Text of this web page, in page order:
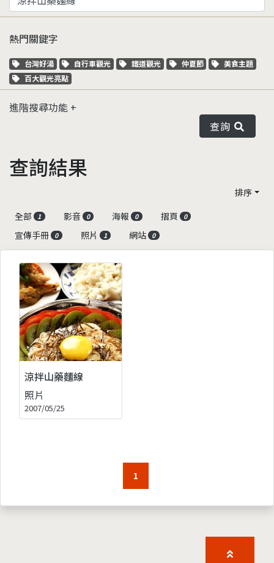
熱門關鍵字
關鍵字標籤
台灣好湯 關鍵字標籤
自行車觀光 關鍵字標籤
鐵道觀光 關鍵字標籤
仲夏節 關鍵字標籤
美食主題
關鍵字標籤
百大觀光亮點
進階搜尋功能
查詢
查詢結果
排序
全部
1 影音 0 海報 0 摺頁 0
宣傳手冊 0 照片 1 網站 0
涼拌山藥麵線
照片
2007/05/25
1